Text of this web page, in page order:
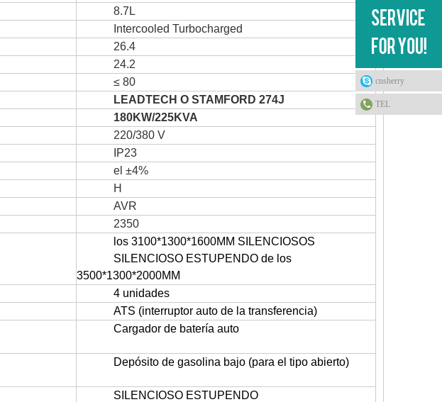
cnsherry
TEL
8.7L
Intercooled Turbocharged
26.4
24.2
≤ 80
LEADTECH O STAMFORD 274J
180KW/225KVA
220/380 V
IP23
el ±4%
H
AVR
2350
los 3100*1300*1600MM SILENCIOSOS
SILENCIOSO ESTUPENDO de los
3500*1300*2000MM
4 unidades
ATS (interruptor auto de la transferencia)
Cargador de batería auto
Depósito de gasolina bajo (para el tipo abierto)
SILENCIOSO ESTUPENDO